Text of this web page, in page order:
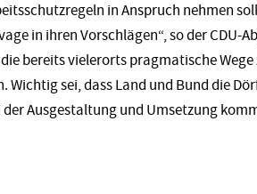
in Anspruch nehmen
in ihren Vorschlägen“, so der CDU-
bereits vielerorts pragmatische
sei, dass Land und Bund die
Ausgestaltung und Umsetzung